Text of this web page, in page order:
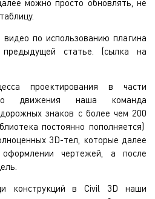
можно просто обновлять, не
по использованию плагина
статье . (сылка на
проектирования в части
движения наша команда
знаков с более чем 200
постоянно пополняется)
3D-тел, которые далее
чертежей, а после
конструкций в Civil 3D наши